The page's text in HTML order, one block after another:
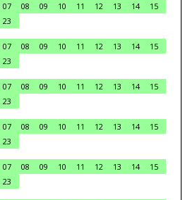
07 08 09 10 11 12 13 14
15
23
07 08 09 10 11 12 13 14
15
23
07 08 09 10 11 12 13 14
15
23
07 08 09 10 11 12 13 14
15
23
07 08 09 10 11 12 13 14
15
23